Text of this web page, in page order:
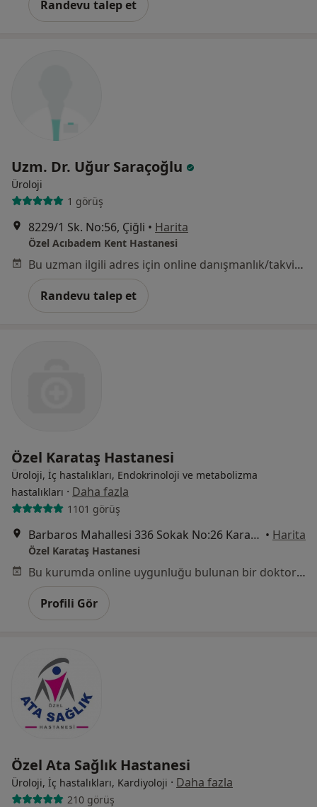
Randevu talep et
Uzm. Dr. Uğur Saraçoğlu
Üroloji
1 görüş
8229/1 Sk. No:56, Çiğli • Harita
Özel Acıbadem Kent Hastanesi
Bu uzman ilgili adres için online danışmanlık/takvim sunmuyor.
Randevu talep et
Özel Karataş Hastanesi
Üroloji, İç hastalıkları, Endokrinoloji ve metabolizma
hastalıkları · Daha fazla
1101 görüş
Barbaros Mahallesi 336 Sokak No:26 Karataş, Konak • Harita
Özel Karataş Hastanesi
Bu kurumda online uygunluğu bulunan bir doktor veya uzman bulunamadı
Profili Gör
Özel Ata Sağlık Hastanesi
Üroloji, İç hastalıkları, Kardiyoloji · Daha fazla
210 görüş